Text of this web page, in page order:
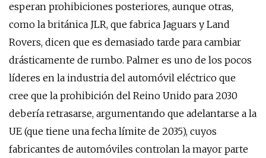
esperan prohibiciones posteriores, aunque otras,
como la británica JLR, que fabrica Jaguars y Land
Rovers, dicen que es demasiado tarde para cambiar
drásticamente de rumbo. Palmer es uno de los pocos
líderes en la industria del automóvil eléctrico que
cree que la prohibición del Reino Unido para 2030
debería retrasarse, argumentando que adelantarse a la
UE (que tiene una fecha límite de 2035), cuyos
fabricantes de automóviles controlan la mayor parte